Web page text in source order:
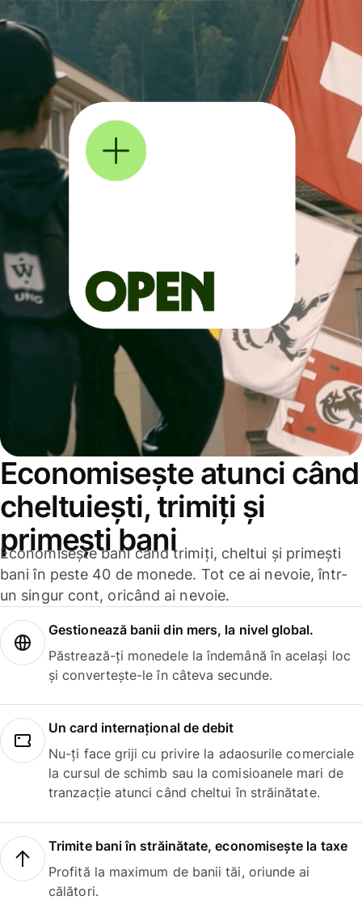
Economisește atunci când
cheltuiești, trimiți și
primești bani
Economisește bani când trimiți, cheltui și primești
bani în peste 40 de monede. Tot ce ai nevoie, într-
un singur cont, oricând ai nevoie.
Gestionează banii din mers, la nivel global.
Păstrează-ți monedele la îndemână în același loc
și convertește-le în câteva secunde.
Un card internațional de debit
Nu-ți face griji cu privire la adaosurile comerciale
la cursul de schimb sau la comisioanele mari de
tranzacție atunci când cheltui în străinătate.
Trimite bani în străinătate, economisește la taxe
Profită la maximum de banii tăi, oriunde ai
călători.